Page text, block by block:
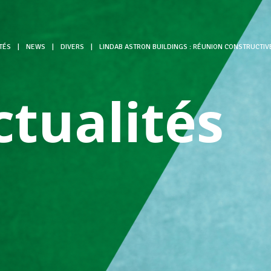
NEWS DIVERS LINDAB ASTRON BUILDINGS : RÉUNION